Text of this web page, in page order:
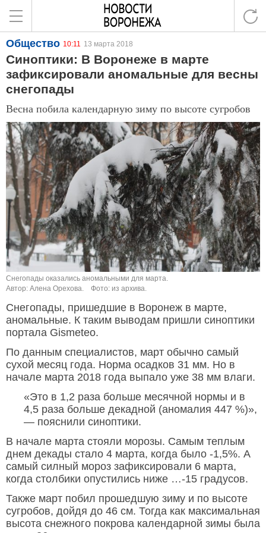
Общество 10:11 13 марта 2018
Синоптики: В Воронеже в марте
зафиксировали аномальные для весны
снегопады
Весна побила календарную зиму по высоте сугробов
Снегопады оказались аномальными для марта.
Автор: Алена Орехова.
Фото: из архива.
Снегопады, пришедшие в Воронеж в марте,
аномальные. К таким выводам пришли синоптики
портала Gismeteo.
По данным специалистов, март обычно самый
сухой месяц года. Норма осадков 31 мм. Но в
начале марта 2018 года выпало уже 38 мм влаги.
«Это в 1,2 раза больше месячной нормы и в
4,5 раза больше декадной (аномалия 447 %)»,
— пояснили синоптики.
В начале марта стояли морозы. Самым теплым
днем декады стало 4 марта, когда было -1,5%. А
самый силный мороз зафиксировали 6 марта,
когда столбики опустились ниже …-15 градусов.
Также март побил прошедшую зиму и по высоте
сугробов, дойдя до 46 см. Тогда как максимальная
высота снежного покрова календарной зимы была